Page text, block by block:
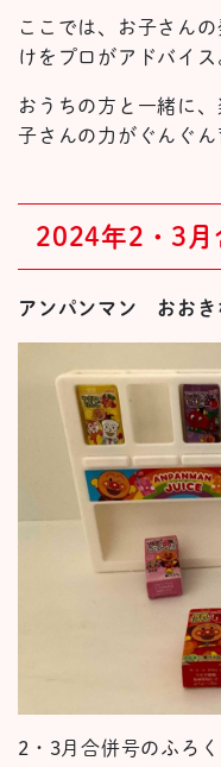
ここでは、お子さん
けをプロがアドバイス
おうちの方と一緒に
子さんの力がぐんぐん
2024年2・3月
アンパンマン おお
2・3月合併号のふろ